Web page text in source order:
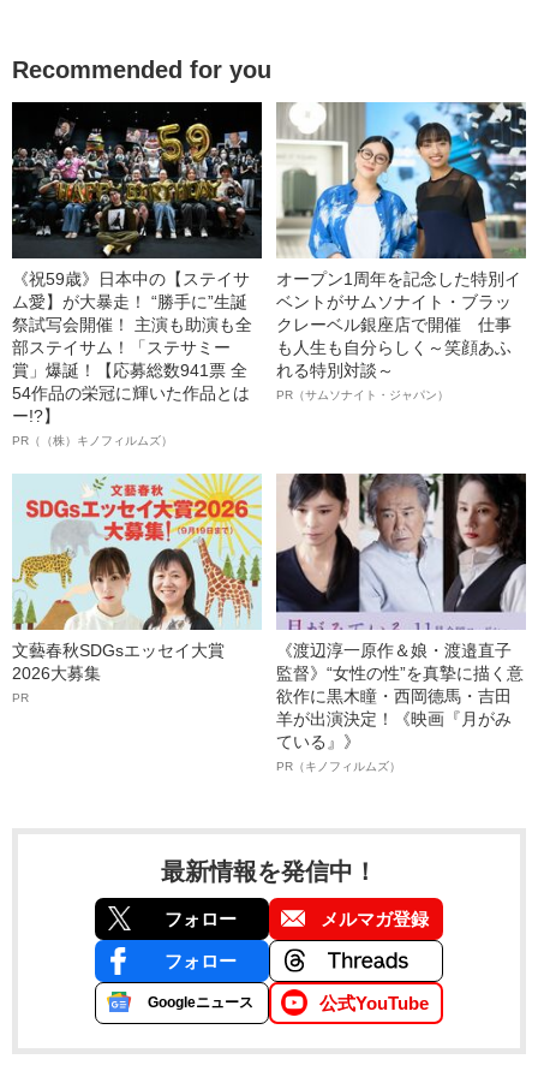
Recommended for you
《祝59歳》日本中の【ステイサ
ム愛】が大暴走！ “勝手に”生誕
祭試写会開催！ 主演も助演も全
部ステイサム！「ステサミー
賞」爆誕！【応募総数941票 全
54作品の栄冠に輝いた作品とは
ー!?】
PR（（株）キノフィルムズ）
オープン1周年を記念した特別イ
ベントがサムソナイト・ブラッ
クレーベル銀座店で開催 仕事
も人生も自分らしく～笑顔あふ
れる特別対談～
PR（サムソナイト・ジャパン）
文藝春秋SDGsエッセイ大賞
2026大募集
PR
《渡辺淳一原作＆娘・渡邉直子
監督》“女性の性”を真摯に描く意
欲作に黒木瞳・西岡德馬・吉田
羊が出演決定！《映画『月がみ
ている』》
PR（キノフィルムズ）
最新情報を発信中！
フォロー メルマガ登録
フォロー
Googleニュース 公式YouTube